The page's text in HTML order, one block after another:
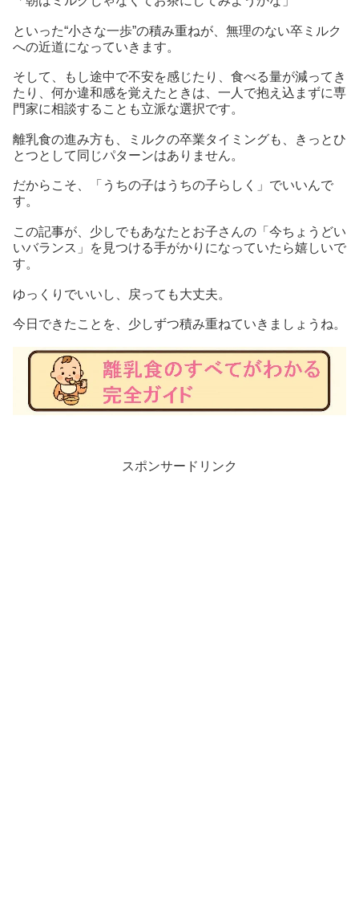
といった“小さな一歩”の積み重ねが、無理のない卒ミルク
への近道になっていきます。
そして、もし途中で不安を感じたり、食べる量が減ってき
たり、何か違和感を覚えたときは、一人で抱え込まずに専
門家に相談することも立派な選択です。
離乳食の進み方も、ミルクの卒業タイミングも、きっとひ
とつとして同じパターンはありません。
だからこそ、「うちの子はうちの子らしく」でいいんで
す。
この記事が、少しでもあなたとお子さんの「今ちょうどい
いバランス」を見つける手がかりになっていたら嬉しいで
す。
ゆっくりでいいし、戻っても大丈夫。
今日できたことを、少しずつ積み重ねていきましょうね。
スポンサードリンク